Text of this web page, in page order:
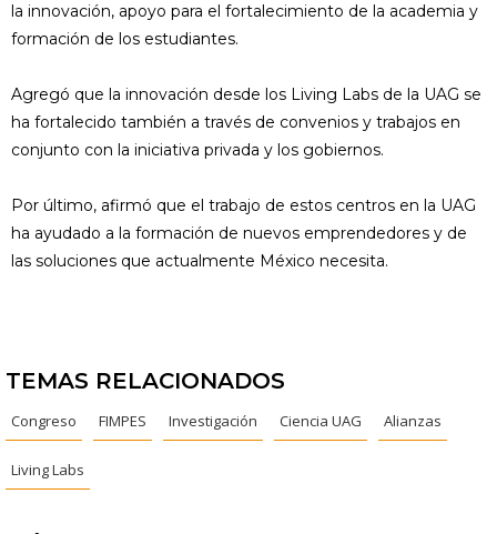
la innovación, apoyo para el fortalecimiento de la academia y
formación de los estudiantes.
Agregó que la innovación desde los Living Labs de la UAG se
ha fortalecido también a través de convenios y trabajos en
conjunto con la iniciativa privada y los gobiernos.
Por último, afirmó que el trabajo de estos centros en la UAG
ha ayudado a la formación de nuevos emprendedores y de
las soluciones que actualmente México necesita.
TEMAS RELACIONADOS
Congreso FIMPES Investigación Ciencia UAG Alianzas
Living Labs